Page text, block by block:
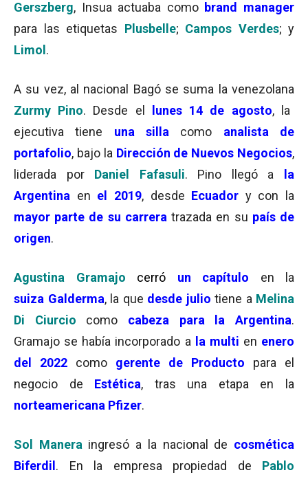
Gerszberg, Insua actuaba como brand manager
para las etiquetas Plusbelle; Campos Verdes; y
Limol.
A su vez, al nacional Bagó se suma la venezolana
Zurmy Pino. Desde el lunes 14 de agosto, la
ejecutiva tiene una silla como analista de
portafolio, bajo la Dirección de Nuevos Negocios,
liderada por Daniel Fafasuli. Pino llegó a la
Argentina en el 2019, desde Ecuador y con la
mayor parte de su carrera trazada en su país de
origen.
Agustina Gramajo cerró un capítulo en la
suiza Galderma, la que desde julio tiene a Melina
Di Ciurcio
como cabeza para la Argentina.
Gramajo se había incorporado a la multi en enero
del 2022
como gerente de Producto para el
negocio de Estética, tras una etapa en la
norteamericana Pfizer.
Sol Manera ingresó a la nacional de cosmética
Biferdil. En la empresa propiedad de Pablo